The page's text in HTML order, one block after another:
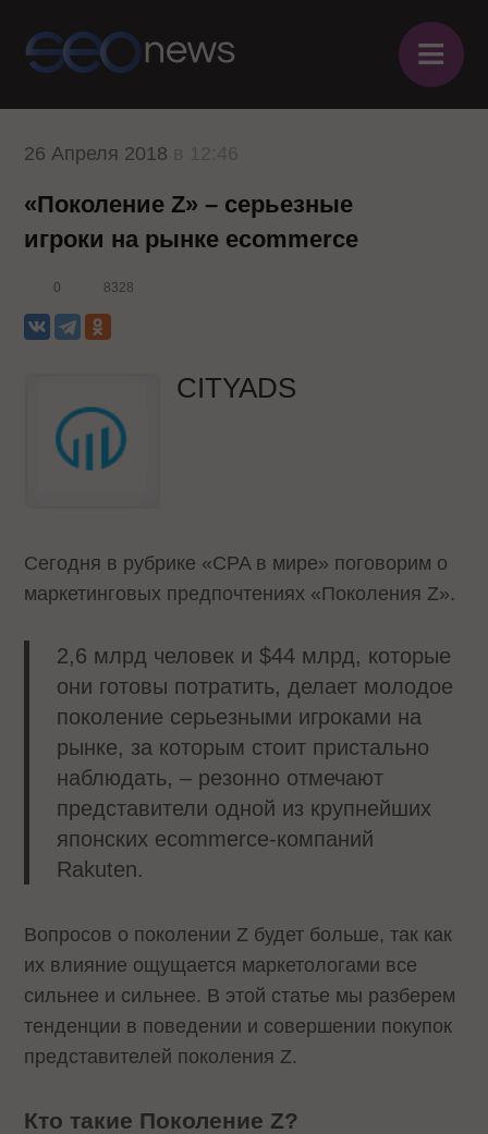
≡
26 Апреля 2018
«Поколение Z» – серьезные
игроки на рынке ecommerce
0 8328
CITYADS
Сегодня в рубрике «CPA в мире» поговорим о
маркетинговых предпочтениях «Поколения Z».
2,6 млрд человек и $44 млрд, которые
они готовы потратить, делает молодое
поколение серьезными игроками на
рынке, за которым стоит пристально
наблюдать, – резонно отмечают
представители одной из крупнейших
японских ecommerce-компаний
Rakuten.
Вопросов о поколении Z будет больше, так как
их влияние ощущается маркетологами все
сильнее и сильнее. В этой статье мы разберем
тенденции в поведении и совершении покупок
представителей поколения Z.
Кто такие Поколение Z?